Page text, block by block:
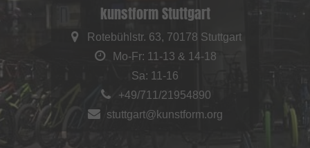
kunstform Stuttgart
Rotebühlstr. 63, 70178 Stuttgart
Mo-Fr: 11-13 & 14-18
Sa: 11-16
+49/711/21954890
stuttgart@kunstform.org